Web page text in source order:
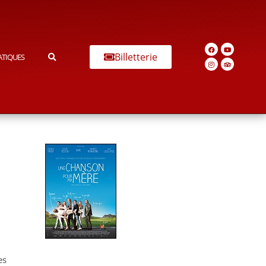
Billetterie